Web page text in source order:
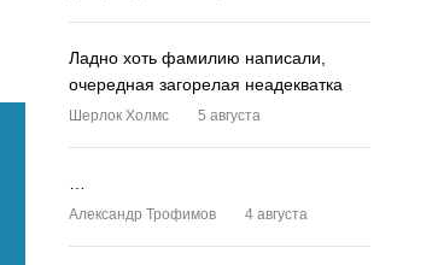
Ладно хоть фамилию написали,
очередная загорелая неадекватка
Шерлок Холмс 5 августа
Александр Трофимов 4 августа